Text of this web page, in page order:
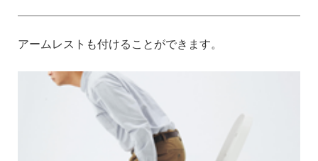
アームレストも付けることができます。